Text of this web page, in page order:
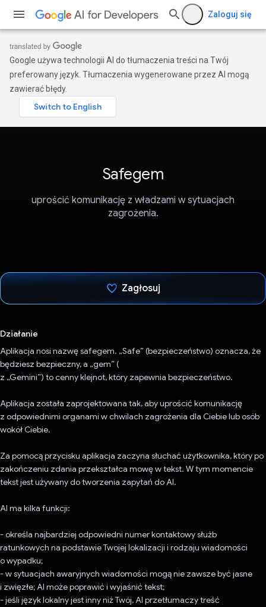
Zaloguj się
Google używa technologii AI do tłumaczenia treści na Twój
preferowany język. Tłumaczenia wygenerowane przez AI mogą
zawierać błędy.
Safegem
uprościć komunikację z władzami w sytuacjach
zagrożenia.
Zagłosuj
Działanie
Aplikacja nosi nazwę safegem. „Safe” (bezpieczeństwo) oznacza, że
będziesz bezpieczny, a „gem” (
z „Gemini”) to cenny klejnot, który zapewnia bezpieczeństwo.
Aplikacja została zaprojektowana tak, aby uprościć komunikację
z odpowiednimi organami w chwilach zagrożenia dla Ciebie lub osób
wokół Ciebie.
Za pomocą przycisku aplikacja zaczyna słuchać użytkownika, który po
zakończeniu zdania przekształca mowę w tekst. W tym momencie
tekst jest używany do tworzenia zapytań do AI.
AI ma kilka funkcji:
- określa najbardziej odpowiedni numer kontaktowy służb
ratunkowych na podstawie Twojej lokalizacji i rodzaju wiadomości
o wypadku;
- w sytuacjach awaryjnych wiadomości mogą nie zawsze być jasne
i zwięzłe; AI może poprawić i wyjaśnić tekst;
- jeśli język lokalny jest inny niż Twój, AI przetłumaczy treść